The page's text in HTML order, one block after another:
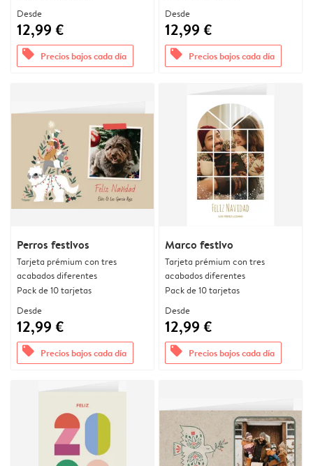
Desde
12,99 €
offers Precios bajos cada día
Desde
12,99 €
offers Precios bajos cada día
Perros festivos
Tarjeta prémium con tres
acabados diferentes
Pack de 10 tarjetas
Desde
12,99 €
offers Precios bajos cada día
Marco festivo
Tarjeta prémium con tres
acabados diferentes
Pack de 10 tarjetas
Desde
12,99 €
offers Precios bajos cada día